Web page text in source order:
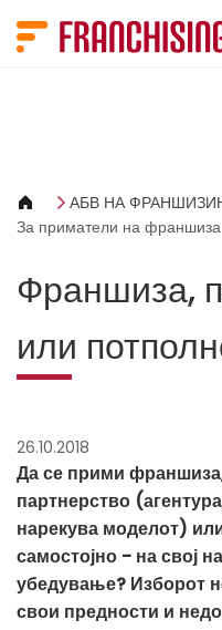
АБВ НА
За приматели на франшиза
Франшиза,
или
26.10.2018
Да се прими
партнерство
нарекува моделот)
самостојно - на свој
убедување? Изборот
свои предности и